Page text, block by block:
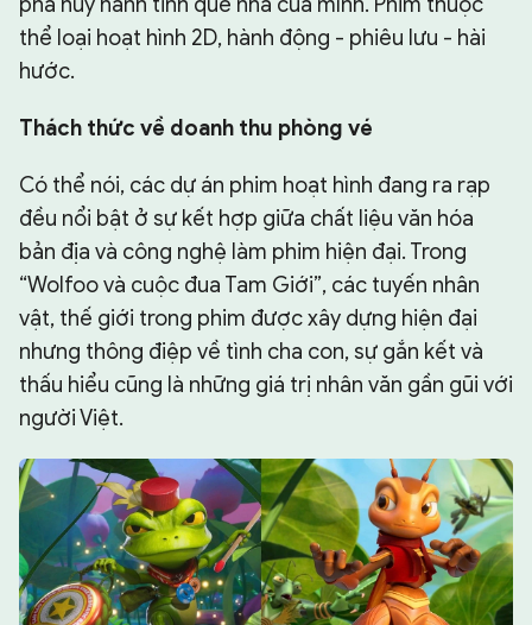
phá hủy hành tinh quê nhà của mình. Phim thuộc
thể loại hoạt hình 2D, hành động - phiêu lưu - hài
hước.
Thách thức về doanh thu phòng vé
Có thể nói, các dự án phim hoạt hình đang ra rạp
đều nổi bật ở sự kết hợp giữa chất liệu văn hóa
bản địa và công nghệ làm phim hiện đại. Trong
“Wolfoo và cuộc đua Tam Giới”, các tuyến nhân
vật, thế giới trong phim được xây dựng hiện đại
nhưng thông điệp về tình cha con, sự gắn kết và
thấu hiểu cũng là những giá trị nhân văn gần gũi với
người Việt.